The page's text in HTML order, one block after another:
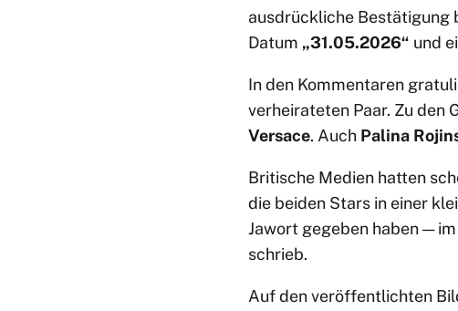
ausdrückliche Bestätigung
Datum „31.05.2026“ und
In den Kommentaren
verheirateten Paar. Zu den
Versace. Auch Palina
Britische Medien hatten
die beiden Stars in einer
Jawort gegeben haben —
schrieb.
Auf den veröffentlichten